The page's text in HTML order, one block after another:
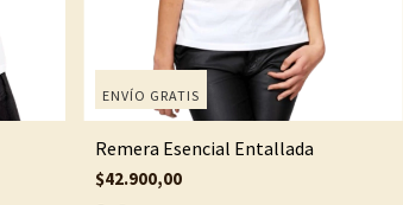
ENVÍO GRATIS
Remera Esencial Entallada
$42.900,00